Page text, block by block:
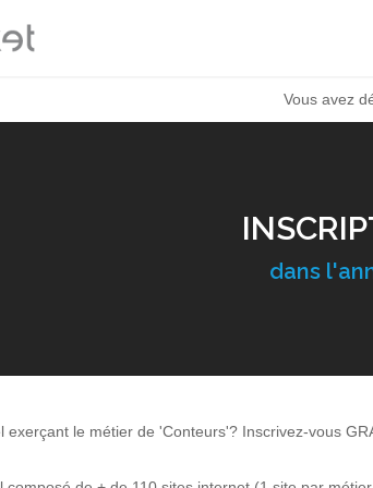
Vous avez
dans
exerçant le métier de 'Conteurs'? Inscrivez-vous